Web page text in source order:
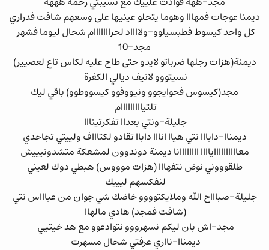
ديمنا عوجات فمهااا وهوما يتحلو عينيها على وسعهم شافت فدراري
كل واحد كيسوط فطبسيلوو-ولااااد لحرااااااام شحال ليوما فشهر
مجد-10
ديمنة(هزات رجلها ضرباتو لايدو حتى طاح عليه لكاس تاع لعصيير)
نسيتووو لانيف ديالي الكفرة
مجد(كيسوس فحوايجوو ونيووفوو كيسووطوو) باقي ليك
تلتيااااااااام
جليلة-ونتي بعداا تفكرتينااا
ديمناا-دابااا نتي هياا انااا داباا تقادو لكتاااف ولييتي تجاحدي
معااااااااااياااا اااااااانا ديمنة دوندوون لمشعكة متشدونيييش
طلقوووني نوض نتفهااا (هزات موووس) هبطي دوك لعيني
لنفكسهم ليييك
جليلة-صباااح الله وملايكتوووو خاضك شي جوان من عباااس نتي
(شافت فمجد) هادي مالهاا
مجد-اش بان ليكم نسهرووو نتوادعوو مع هد خيتيي
ديمناا-نااري عرفتي شحال مسهرت